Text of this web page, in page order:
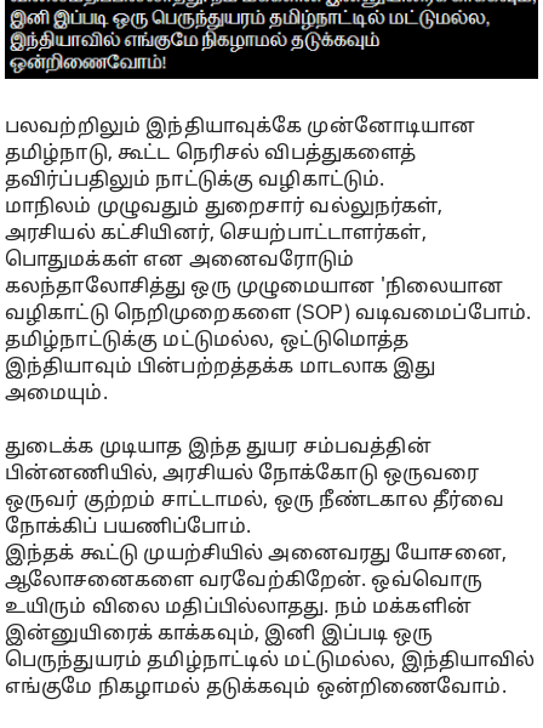
பலவற்றிலும் இந்தியாவுக்கே முன்னோடியான
தமிழ்நாடு, கூட்ட நெரிசல் விபத்துகளைத்
தவிர்ப்பதிலும் நாட்டுக்கு வழிகாட்டும்.
மாநிலம் முழுவதும் துறைசார் வல்லுநர்கள்,
அரசியல் கட்சியினர், செயற்பாட்டாளர்கள்,
பொதுமக்கள் என அனைவரோடும்
கலந்தாலோசித்து ஒரு முழுமையான 'நிலையான
வழிகாட்டு நெறிமுறைகளை (SOP) வடிவமைப்போம்.
தமிழ்நாட்டுக்கு மட்டுமல்ல, ஒட்டுமொத்த
இந்தியாவும் பின்பற்றத்தக்க மாடலாக இது
அமையும்.
துடைக்க முடியாத இந்த துயர சம்பவத்தின்
பின்னணியில், அரசியல் நோக்கோடு ஒருவரை
ஒருவர் குற்றம் சாட்டாமல், ஒரு நீண்டகால தீர்வை
நோக்கிப் பயணிப்போம்.
இந்தக் கூட்டு முயற்சியில் அனைவரது யோசனை,
ஆலோசனைகளை வரவேற்கிறேன். ஒவ்வொரு
உயிரும் விலை மதிப்பில்லாதது. நம் மக்களின்
இன்னுயிரைக் காக்கவும், இனி இப்படி ஒரு
பெருந்துயரம் தமிழ்நாட்டில் மட்டுமல்ல, இந்தியாவில்
எங்குமே நிகழாமல் தடுக்கவும் ஒன்றிணைவோம்.